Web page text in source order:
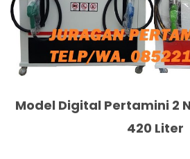
Model Digital Pertamini 2
420 Liter